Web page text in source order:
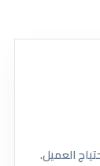
العميل.